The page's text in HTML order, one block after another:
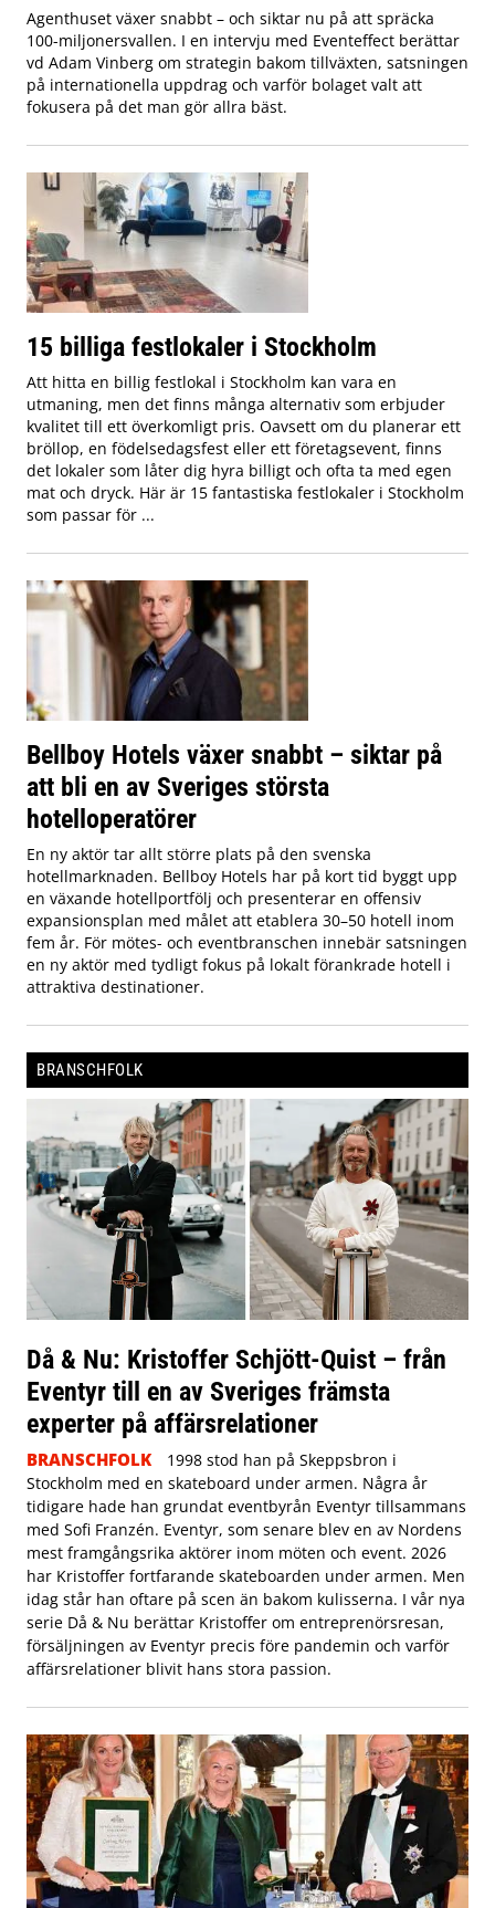
Agenthuset växer snabbt – och siktar nu på att spräcka
100-miljonersvallen. I en intervju med Eventeffect berättar
vd Adam Vinberg om strategin bakom tillväxten, satsningen
på internationella uppdrag och varför bolaget valt att
fokusera på det man gör allra bäst.
15 billiga festlokaler i Stockholm
Att hitta en billig festlokal i Stockholm kan vara en
utmaning, men det finns många alternativ som erbjuder
kvalitet till ett överkomligt pris. Oavsett om du planerar ett
bröllop, en födelsedagsfest eller ett företagsevent, finns
det lokaler som låter dig hyra billigt och ofta ta med egen
mat och dryck. Här är 15 fantastiska festlokaler i Stockholm
som passar för ...
Bellboy Hotels växer snabbt – siktar på
att bli en av Sveriges största
hotelloperatörer
En ny aktör tar allt större plats på den svenska
hotellmarknaden. Bellboy Hotels har på kort tid byggt upp
en växande hotellportfölj och presenterar en offensiv
expansionsplan med målet att etablera 30–50 hotell inom
fem år. För mötes- och eventbranschen innebär satsningen
en ny aktör med tydligt fokus på lokalt förankrade hotell i
attraktiva destinationer.
BRANSCHFOLK
Då & Nu: Kristoffer Schjött-Quist – från
Eventyr till en av Sveriges främsta
experter på affärsrelationer
BRANSCHFOLK
1998 stod han på Skeppsbron i
Stockholm med en skateboard under armen. Några år
tidigare hade han grundat eventbyrån Eventyr tillsammans
med Sofi Franzén. Eventyr, som senare blev en av Nordens
mest framgångsrika aktörer inom möten och event. 2026
har Kristoffer fortfarande skateboarden under armen. Men
idag står han oftare på scen än bakom kulisserna. I vår nya
serie Då & Nu berättar Kristoffer om entreprenörsresan,
försäljningen av Eventyr precis före pandemin och varför
affärsrelationer blivit hans stora passion.